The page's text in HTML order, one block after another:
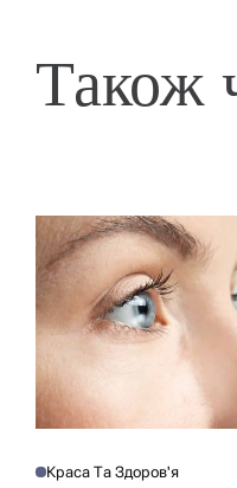
Також
ОКраса Та Здоров'я